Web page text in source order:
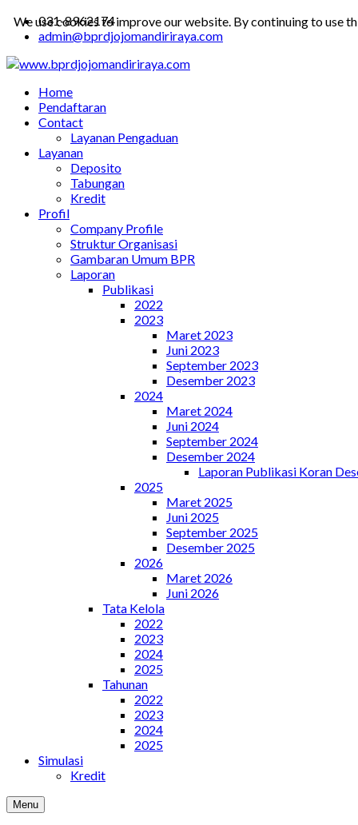
031-8962174
admin@bprdjojomandiriraya.com
Home
Pendaftaran
Contact
Layanan Pengaduan
Layanan
Deposito
Tabungan
Kredit
Profil
Company Profile
Struktur Organisasi
Gambaran Umum BPR
Laporan
Publikasi
2022
2023
Maret 2023
Juni 2023
September 2023
Desember 2023
2024
Maret 2024
Juni 2024
September 2024
Desember 2024
Laporan Publikasi Koran
2025
Maret 2025
Juni 2025
September 2025
Desember 2025
2026
Maret 2026
Juni 2026
Tata Kelola
2022
2023
2024
2025
Tahunan
2022
2023
2024
2025
Simulasi
Kredit
Menu
We use cookies to improve our website. By continuing to use